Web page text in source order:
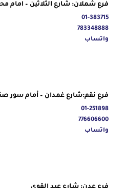
فرع شملان: شارع الثلاثين – امام
01-383715
783348888
واتساب
فرع نقم:شارع غمدان – أمام سور
01-251898
776606600
واتساب